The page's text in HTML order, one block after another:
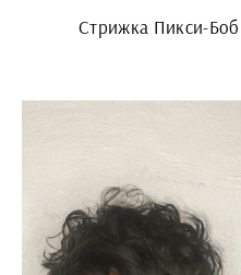
Стрижка Пикси-